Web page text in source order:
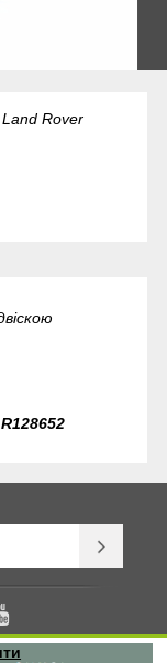
Rover
права захищенно.